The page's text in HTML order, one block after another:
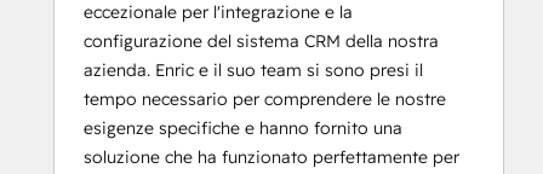
eccezionale per l'integrazione e la
configurazione del sistema CRM della nostra
azienda. Enric e il suo team si sono presi il
tempo necessario per comprendere le nostre
esigenze specifiche e hanno fornito una
soluzione che ha funzionato perfettamente per